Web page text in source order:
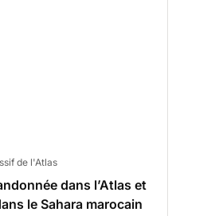
de l'Atlas
dans l’Atlas et
le Sahara marocain